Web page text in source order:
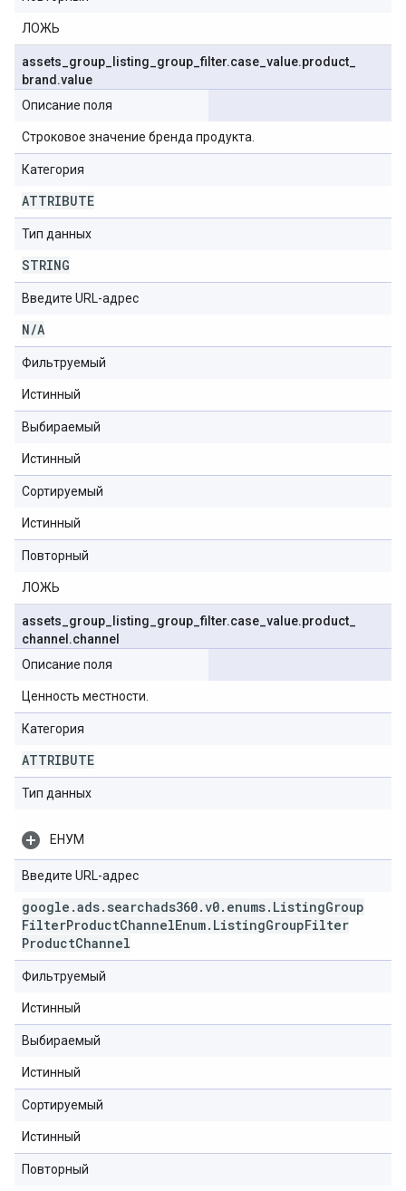
ЛОЖЬ
assets group listing group _filter.case value.product
brand .value
Описание поля
Строковое значение бренда продукта.
Категория
ATTRIBUTE
Тип данных
STRING
Введите URL-адрес
N/A
Фильтруемый
Истинный
Выбираемый
Истинный
Сортируемый
Истинный
Повторный
ЛОЖЬ
assets group listing group _filter.case value.product
channel .channel
Описание поля
Ценность местности.
Категория
ATTRIBUTE
Тип данных
ЕНУМ
Введите URL-адрес
google .ads. searchads360.v0. enums. ListingGroup
FilterProductChannelEnum. ListingGroupFilter
ProductChannel
Фильтруемый
Истинный
Выбираемый
Истинный
Сортируемый
Истинный
Повторный